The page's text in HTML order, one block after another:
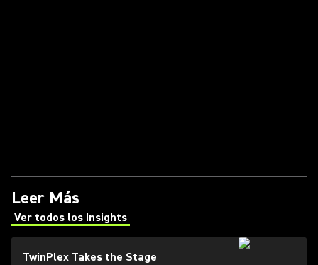
Leer Más
Ver todos los Insights
(Opens in a new tab)
TwinPlex Takes the Stage